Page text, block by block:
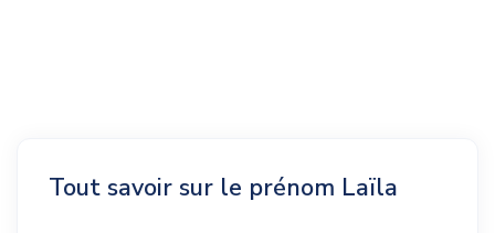
Tout savoir sur le prénom Laïla